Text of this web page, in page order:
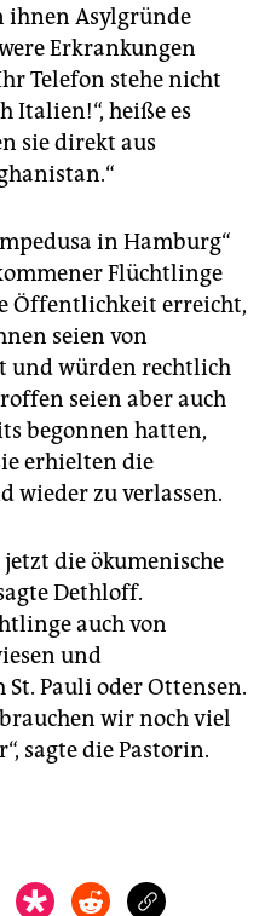
ihnen Asylgründe
Erkrankungen
Telefon stehe nicht
Italien!“, heiße es
sie direkt aus
in Hamburg“
Flüchtlinge
Öffentlichkeit erreicht,
seien von
und würden rechtlich
seien aber auch
begonnen hatten,
erhielten die
wieder zu verlassen.
die ökumenische
Dethloff.
auch von
und
Pauli oder Ottensen.
wir noch viel
sagte die Pastorin.